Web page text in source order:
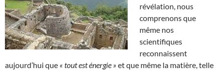
révélation, nous
comprenons que
même nos
scientifiques
reconnaissent
aujourd’hui que « tout est énergie » et que même la matière, telle